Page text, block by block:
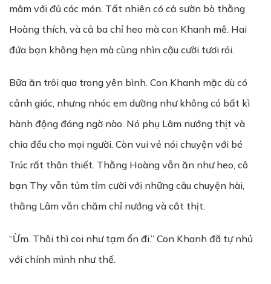
mâm với đủ các món. Tất nhiên có cả sườn bò thằng
Hoàng thích, và cả ba chỉ heo mà con Khanh mê. Hai
đứa bạn không hẹn mà cùng nhìn cậu cười tươi rói.
Bữa ăn trôi qua trong yên bình. Con Khanh mặc dù có
cảnh giác, nhưng nhóc em dường như không có bất kì
hành động đáng ngờ nào. Nó phụ Lâm nướng thịt và
chia đều cho mọi người. Còn vui vẻ nói chuyện với bé
Trúc rất thân thiết. Thằng Hoàng vẫn ăn như heo, cô
bạn Thy vẫn tủm tỉm cười với những câu chuyện hài,
thằng Lâm vẫn chăm chỉ nướng và cắt thịt.
“Ừm. Thôi thì coi như tạm ổn đi.” Con Khanh đã tự nhủ
với chính mình như thế.